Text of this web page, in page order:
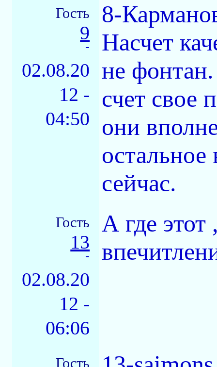
Гость
9
-
02.08.20
12 -
04:50
8-
Насчет
не
счет свое
они
сейчас.
Гость
13
-
02.08.20
12 -
06:06
А где этот
Гость